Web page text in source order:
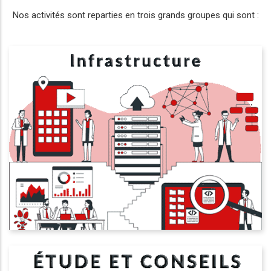
Nos activités sont reparties en trois grands groupes qui sont :